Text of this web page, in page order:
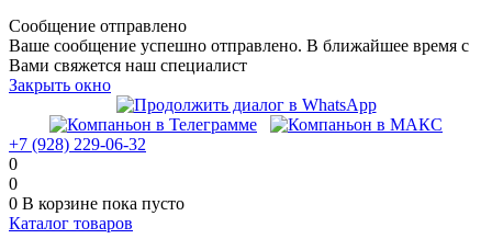
Сообщение отправлено
Ваше сообщение успешно отправлено. В ближайшее время с
Вами свяжется наш специалист
Закрыть окно
+7 (928) 229-06-32
0
0
0 В корзине пока пусто
Каталог товаров